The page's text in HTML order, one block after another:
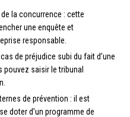
la concurrence : cette
une enquête et
responsable.
de préjudice subi du fait d’une
saisir le tribunal
de prévention : il est
doter d’un programme de